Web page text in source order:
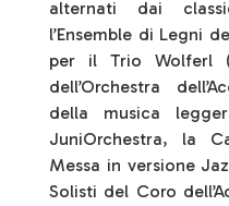
alternati dai
l’Ensemble di Legni
per il Trio Wolferl
dell’Orchestra
della musica
JuniOrchestra, la
Messa in versione
Solisti del Coro